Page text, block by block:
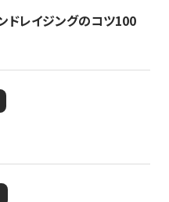
ドレイジングのコツ100